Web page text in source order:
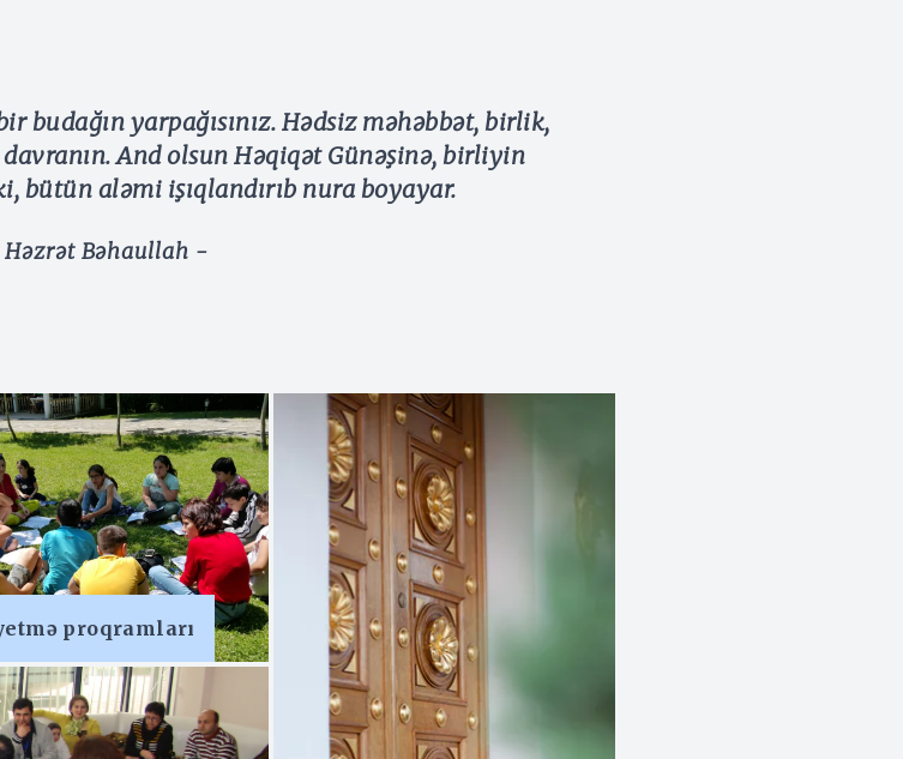
budağın yarpağısınız. Hədsiz məhəbbət, birlik,
And olsun Həqiqət Günəşinə, birliyin
bütün aləmi işıqlandırıb nura boyayar.
Bəhaullah -
proqramları